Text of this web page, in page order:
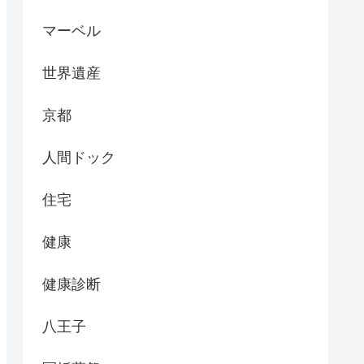
マーベル
世界遺産
京都
人間ドック
住宅
健康
健康診断
八王子